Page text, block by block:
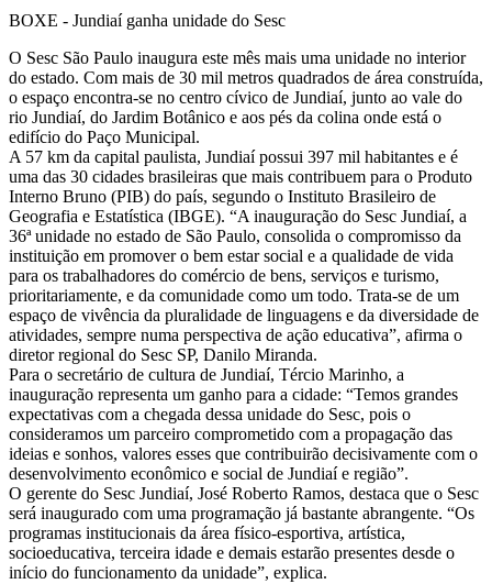
BOXE - Jundiaí ganha unidade do Sesc
O Sesc São Paulo inaugura este mês mais uma unidade no interior
do estado. Com mais de 30 mil metros quadrados de área construída,
o espaço encontra-se no centro cívico de Jundiaí, junto ao vale do
rio Jundiaí, do Jardim Botânico e aos pés da colina onde está o
edifício do Paço Municipal.
A 57 km da capital paulista, Jundiaí possui 397 mil habitantes e é
uma das 30 cidades brasileiras que mais contribuem para o Produto
Interno Bruno (PIB) do país, segundo o Instituto Brasileiro de
Geografia e Estatística (IBGE). “A inauguração do Sesc Jundiaí, a
36ª unidade no estado de São Paulo, consolida o compromisso da
instituição em promover o bem estar social e a qualidade de vida
para os trabalhadores do comércio de bens, serviços e turismo,
prioritariamente, e da comunidade como um todo. Trata-se de um
espaço de vivência da pluralidade de linguagens e da diversidade de
atividades, sempre numa perspectiva de ação educativa”, afirma o
diretor regional do Sesc SP, Danilo Miranda.
Para o secretário de cultura de Jundiaí, Tércio Marinho, a
inauguração representa um ganho para a cidade: “Temos grandes
expectativas com a chegada dessa unidade do Sesc, pois o
consideramos um parceiro comprometido com a propagação das
ideias e sonhos, valores esses que contribuirão decisivamente com o
desenvolvimento econômico e social de Jundiaí e região”.
O gerente do Sesc Jundiaí, José Roberto Ramos, destaca que o Sesc
será inaugurado com uma programação já bastante abrangente. “Os
programas institucionais da área físico-esportiva, artística,
socioeducativa, terceira idade e demais estarão presentes desde o
início do funcionamento da unidade”, explica.